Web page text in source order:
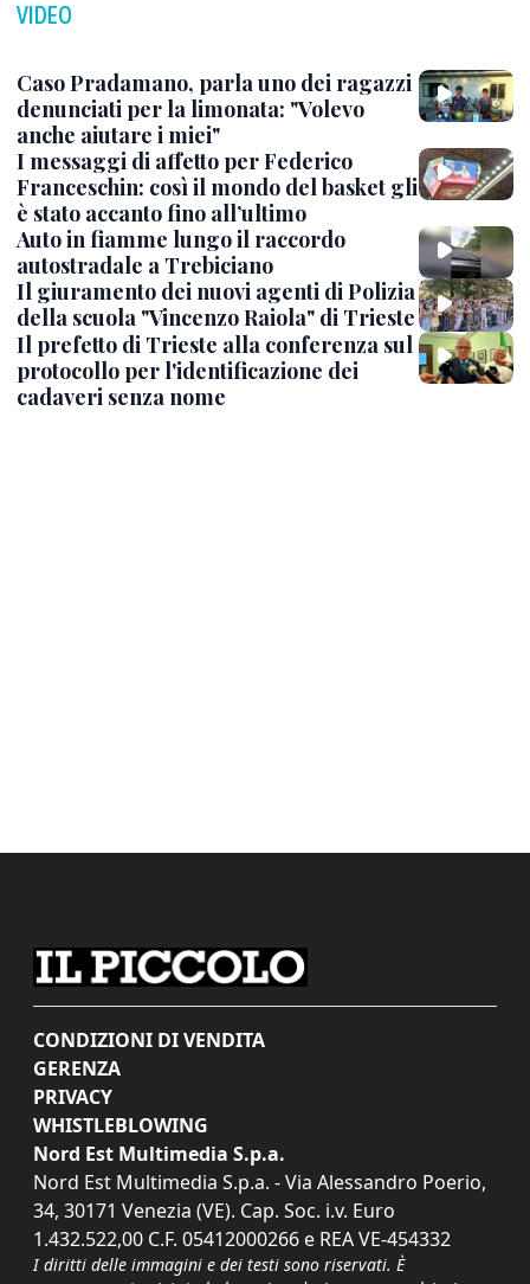
VIDEO
Caso Pradamano, parla uno dei ragazzi
denunciati per la limonata: "Volevo
anche aiutare i miei"
I messaggi di affetto per Federico
Franceschin: così il mondo del basket gli
è stato accanto fino all’ultimo
Auto in fiamme lungo il raccordo
autostradale a Trebiciano
Il giuramento dei nuovi agenti di Polizia
della scuola "Vincenzo Raiola" di Trieste
Il prefetto di Trieste alla conferenza sul
protocollo per l'identificazione dei
cadaveri senza nome
CONDIZIONI DI VENDITA
GERENZA
PRIVACY
WHISTLEBLOWING
Nord Est Multimedia S.p.a.
Nord Est Multimedia S.p.a. - Via Alessandro Poerio,
34, 30171 Venezia (VE). Cap. Soc. i.v. Euro
1.432.522,00 C.F. 05412000266 e REA VE-454332
I diritti delle immagini e dei testi sono riservati. È